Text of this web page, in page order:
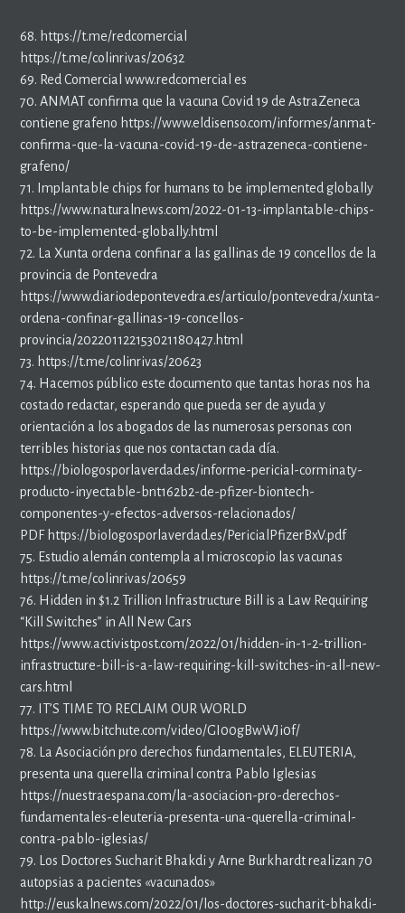
68. https://t.me/redcomercial
https://t.me/colinrivas/20632
69. Red Comercial www.redcomercial es
70. ANMAT confirma que la vacuna Covid 19 de AstraZeneca
contiene grafeno https://www.eldisenso.com/informes/anmat-
confirma-que-la-vacuna-covid-19-de-astrazeneca-contiene-
grafeno/
71. Implantable chips for humans to be implemented globally
https://www.naturalnews.com/2022-01-13-implantable-chips-
to-be-implemented-globally.html
72. La Xunta ordena confinar a las gallinas de 19 concellos de la
provincia de Pontevedra
https://www.diariodepontevedra.es/articulo/pontevedra/xunta-
ordena-confinar-gallinas-19-concellos-
provincia/202201122153021180427.html
73. https://t.me/colinrivas/20623
74. Hacemos público este documento que tantas horas nos ha
costado redactar, esperando que pueda ser de ayuda y
orientación a los abogados de las numerosas personas con
terribles historias que nos contactan cada día.
https://biologosporlaverdad.es/informe-pericial-corminaty-
producto-inyectable-bnt162b2-de-pfizer-biontech-
componentes-y-efectos-adversos-relacionados/
PDF https://biologosporlaverdad.es/PericialPfizerBxV.pdf
75. Estudio alemán contempla al microscopio las vacunas
https://t.me/colinrivas/20659
76. Hidden in $1.2 Trillion Infrastructure Bill is a Law Requiring
“Kill Switches” in All New Cars
https://www.activistpost.com/2022/01/hidden-in-1-2-trillion-
infrastructure-bill-is-a-law-requiring-kill-switches-in-all-new-
cars.html
77. IT’S TIME TO RECLAIM OUR WORLD
https://www.bitchute.com/video/GI00gBwWJi0f/
78. La Asociación pro derechos fundamentales, ELEUTERIA,
presenta una querella criminal contra Pablo Iglesias
https://nuestraespana.com/la-asociacion-pro-derechos-
fundamentales-eleuteria-presenta-una-querella-criminal-
contra-pablo-iglesias/
79. Los Doctores Sucharit Bhakdi y Arne Burkhardt realizan 70
autopsias a pacientes «vacunados»
http://euskalnews.com/2022/01/los-doctores-sucharit-bhakdi-